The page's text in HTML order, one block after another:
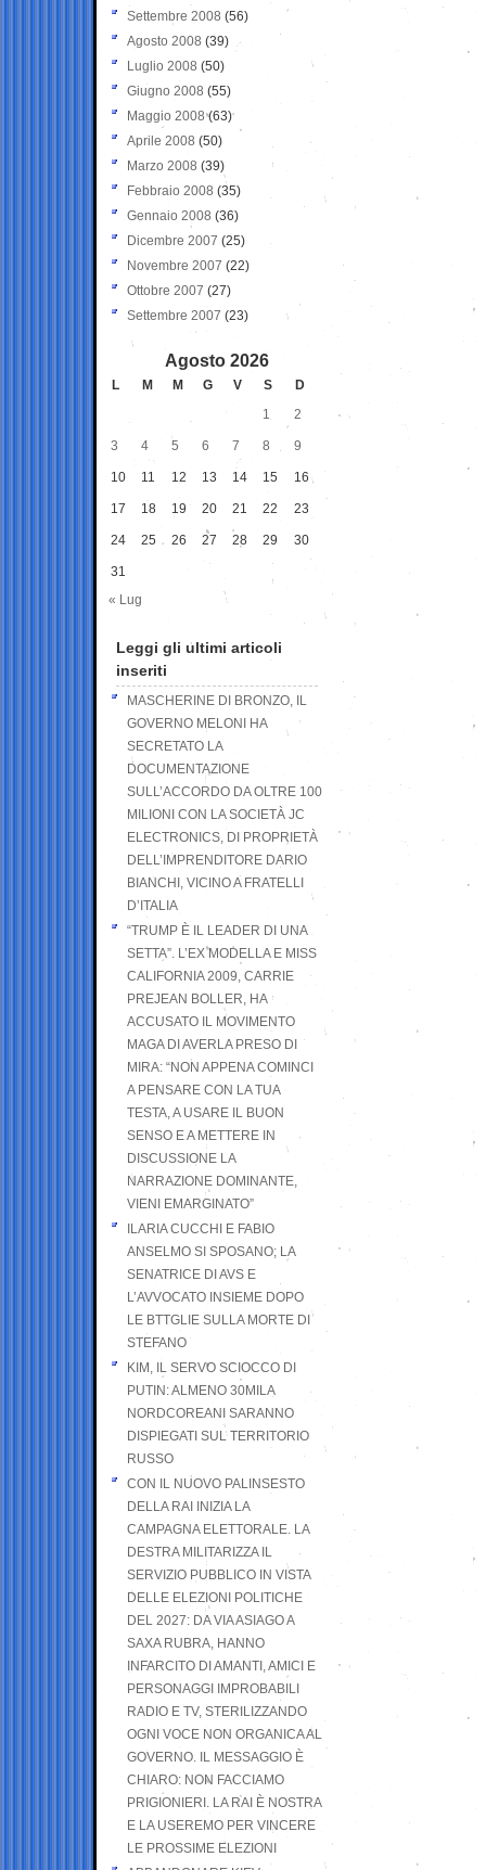
Settembre 2008 (56)
Agosto 2008 (39)
Luglio 2008 (50)
Giugno 2008 (55)
Maggio 2008(63)
Aprile 2008 (50)
Marzo 2008 (39)
Febbraio 2008 (35)
Gennaio 2008 (36)
Dicembre 2007 (25)
Novembre 2007 (22)
Ottobre 2007 (27)
Settembre 2007 (23)
Agosto 2026
L M M G V S
D
1
2
3 4 5 6 7 8 9
10 11 12 13 14 15 16
17 18 19 20 21 22 23
24 25 26 27 28 29 30
31
« Lug
Leggi gli ultimi articoli
inseriti
MASCHERINE DI BRONZO, IL
GOVERNO MELONI HA
SECRETATO LA
DOCUMENTAZIONE
SULL’ACCORDO DA OLTRE 100
MILIONI CON LA SOCIETÀ JC
ELECTRONICS, DI PROPRIETÀ
DELL’IMPRENDITORE DARIO
BIANCHI, VICINO A FRATELLI
D’ITALIA
“TRUMP È IL LEADER DI UNA
SETTA”. L’EX MODELLA E MISS
CALIFORNIA 2009, CARRIE
PREJEAN BOLLER, HA
ACCUSATO IL MOVIMENTO
MAGA DI AVERLA PRESO DI
MIRA: “NON APPENA COMINCI
A PENSARE CON LA TUA
TESTA, A USARE IL BUON
SENSO E A METTERE IN
DISCUSSIONE LA
NARRAZIONE DOMINANTE,
VIENI EMARGINATO”
ILARIA CUCCHI E FABIO
ANSELMO SI SPOSANO; LA
SENATRICE DI AVS E
L’AVVOCATO INSIEME DOPO
LE BTTGLIE SULLA MORTE DI
STEFANO
KIM, IL SERVO SCIOCCO DI
PUTIN: ALMENO 30MILA
NORDCOREANI SARANNO
DISPIEGATI SUL TERRITORIO
RUSSO
CON IL NUOVO PALINSESTO
DELLA RAI INIZIA LA
CAMPAGNA ELETTORALE. LA
DESTRA MILITARIZZA IL
SERVIZIO PUBBLICO IN VISTA
DELLE ELEZIONI POLITICHE
DEL 2027: DA VIA ASIAGO A
SAXA RUBRA, HANNO
INFARCITO DI AMANTI, AMICI E
PERSONAGGI IMPROBABILI
RADIO E TV, STERILIZZANDO
OGNI VOCE NON ORGANICA AL
GOVERNO. IL MESSAGGIO È
CHIARO: NON FACCIAMO
PRIGIONIERI. LA RAI È NOSTRA
E LA USEREMO PER VINCERE
LE PROSSIME ELEZIONI